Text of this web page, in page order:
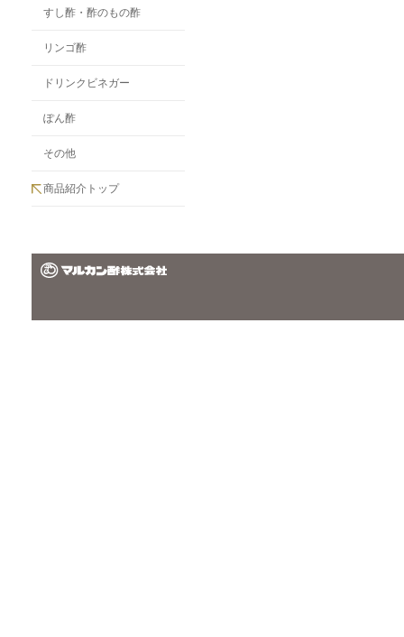
すし酢・酢のもの酢
リンゴ酢
ドリンクビネガー
ぽん酢
その他
商品紹介トップ